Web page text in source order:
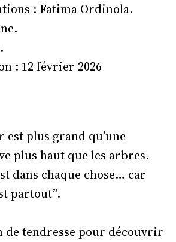
: Fatima Ordinola.
: 12 février 2026
est plus grand qu’une
plus haut que les arbres.
dans chaque chose… car
partout”.
de tendresse pour découvrir